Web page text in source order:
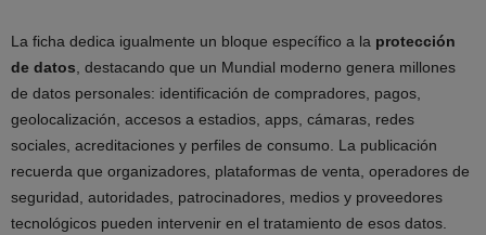
La ficha dedica igualmente un bloque específico a la protección
de datos, destacando que un Mundial moderno genera millones
de datos personales: identificación de compradores, pagos,
geolocalización, accesos a estadios, apps, cámaras, redes
sociales, acreditaciones y perfiles de consumo. La publicación
recuerda que organizadores, plataformas de venta, operadores de
seguridad, autoridades, patrocinadores, medios y proveedores
tecnológicos pueden intervenir en el tratamiento de esos datos.